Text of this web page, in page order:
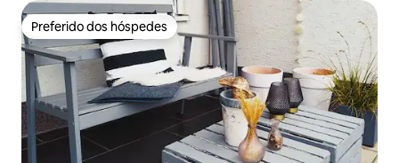
Preferido dos hóspedes
Preferido dos hóspedes